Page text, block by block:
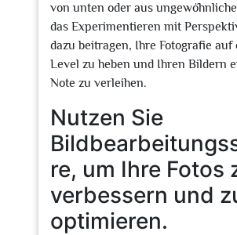
von unten oder aus
das Experimentieren mit
dazu beitragen, Ihre Fotografie auf
Level zu heben und Ihren Bildern
Note zu verleihen.
Nutzen Sie
re, um Ihre Fotos
verbessern und
optimieren.